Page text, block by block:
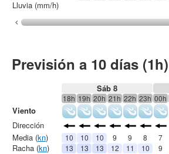
Lluvia (mm/h)
Previsión a 10 días (1h)
Sáb 8
18h 19h 20h 21h 22h 23h 00h
10 10 10 9 9 8 7
13
13 13 12 11 10 9
Viento
Dirección
Media (kn)
Racha (kn)